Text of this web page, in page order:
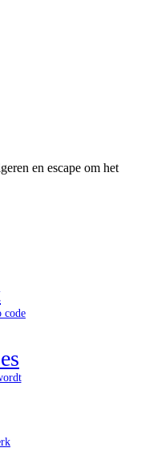
en escape om het
code